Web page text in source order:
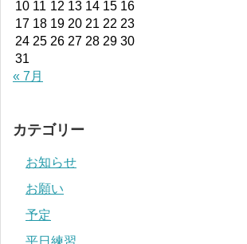
10 11 12 13 14 15 16
17 18 19 20 21 22 23
24 25 26 27 28 29 30
31
« 7月
カテゴリー
お知らせ
お願い
予定
平日練習